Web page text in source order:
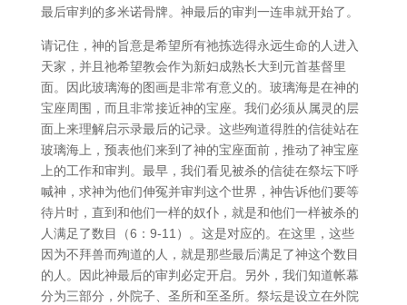
最后审判的多米诺骨牌。神最后的审判一连串就开始了。
请记住，神的旨意是希望所有祂拣选得永远生命的人进入
天家，并且祂希望教会作为新妇成熟长大到元首基督里
面。因此玻璃海的图画是非常有意义的。玻璃海是在神的
宝座周围，而且非常接近神的宝座。我们必须从属灵的层
面上来理解启示录最后的记录。这些殉道得胜的信徒站在
玻璃海上，预表他们来到了神的宝座面前，推动了神宝座
上的工作和审判。最早，我们看见被杀的信徒在祭坛下呼
喊神，求神为他们伸冤并审判这个世界，神告诉他们要等
待片时，直到和他们一样的奴仆，就是和他们一样被杀的
人满足了数目（6：9-11）。这是对应的。在这里，这些
因为不拜兽而殉道的人，就是那些最后满足了神这个数目
的人。因此神最后的审判必定开启。另外，我们知道帐幕
分为三部分，外院子、圣所和至圣所。祭坛是设立在外院